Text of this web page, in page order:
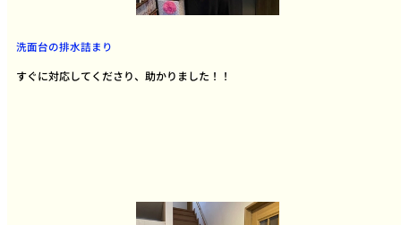
洗面台の排水詰まり
すぐに対応してくださり、助かりました！！